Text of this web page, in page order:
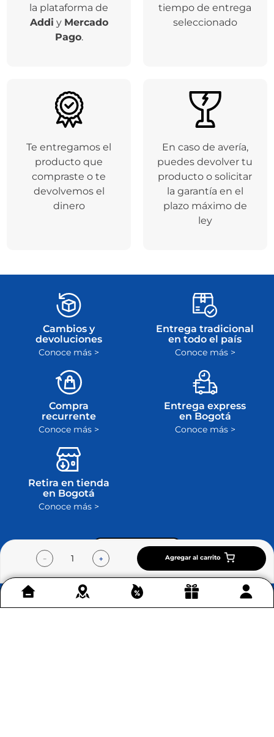
＋
－ Agregar al carrito
la plataforma de
Addi y Mercado
Pago.
tiempo de entrega
seleccionado
Te entregamos el
producto que
compraste o te
devolvemos el
dinero
En caso de avería,
puedes devolver tu
producto o solicitar
la garantía en el
plazo máximo de
ley
Cambios y
devoluciones
Conoce más >
Entrega tradicional
en todo el país
Conoce más >
Compra
recurrente
Conoce más >
Entrega express
en Bogotá
Conoce más >
Retira en tienda
en Bogotá
Conoce más >